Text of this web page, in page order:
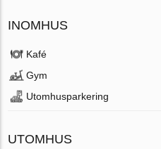
INOMHUS
Kafé
Gym
Utomhusparkering
UTOMHUS